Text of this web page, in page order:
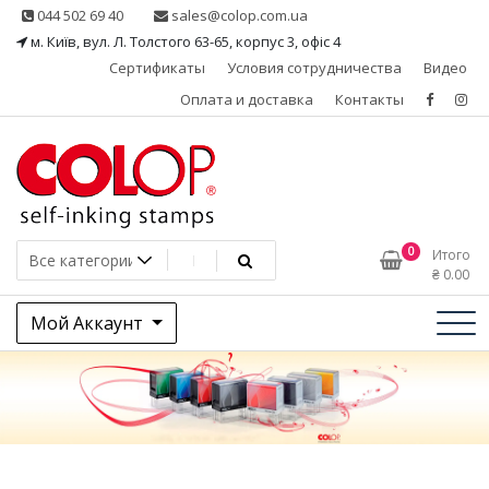
Skip 044 502 69 40
sales@colop.com.ua
м. Київ, вул. Л. Толстого 63-65, корпус 3, офіс 4
Сертификаты
Условия сотрудничества
Видео
Оплата и доставка
Контакты
КОЛОП – эксклюзивный
представитель в Украине
одного из ведущих
производителей
штемпельной продукции,
0
Итого
₴ 0.00
Мой Аккаунт